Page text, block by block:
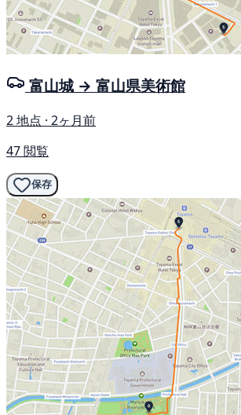
富山城 → 富山県美術館
2 地点 · 2ヶ月前
47 閲覧
保存